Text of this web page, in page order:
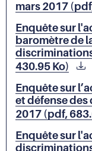
mars 2017
Enquête sur
baromètre de
430.95 Ko)
Enquête sur
et défense des
2017 (pdf,
Enquête sur